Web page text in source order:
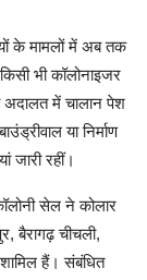
के मामलों में अब तक
भी कॉलोनाइजर
अदालत में चालान पेश
या निर्माण
जारी रहीं।
सेल ने कोलार
बैरागढ़ चीचली,
शामिल हैं। संबंधित